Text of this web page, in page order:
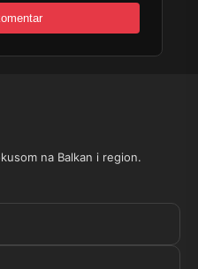
na Balkan i region.